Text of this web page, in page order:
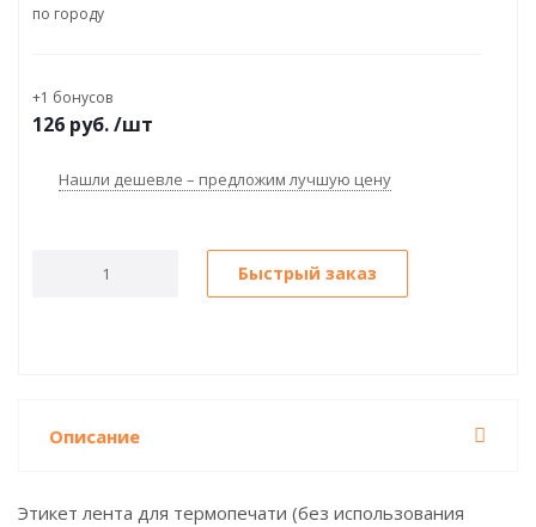
по городу
+1 бонусов
126 руб./шт
Нашли дешевле – предложим лучшую цену
Быстрый заказ
Описание
Этикет лента для термопечати (без использования